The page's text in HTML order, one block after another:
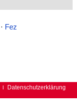
· Fez
Datenschutzerklärung